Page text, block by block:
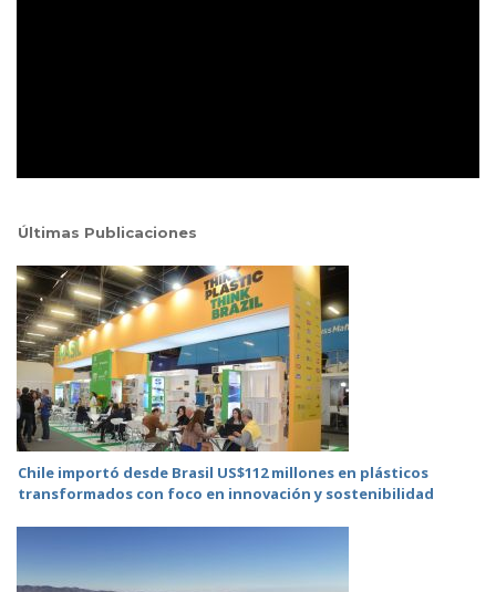
Últimas Publicaciones
Chile importó desde Brasil US$112 millones en plásticos
transformados con foco en innovación y sostenibilidad